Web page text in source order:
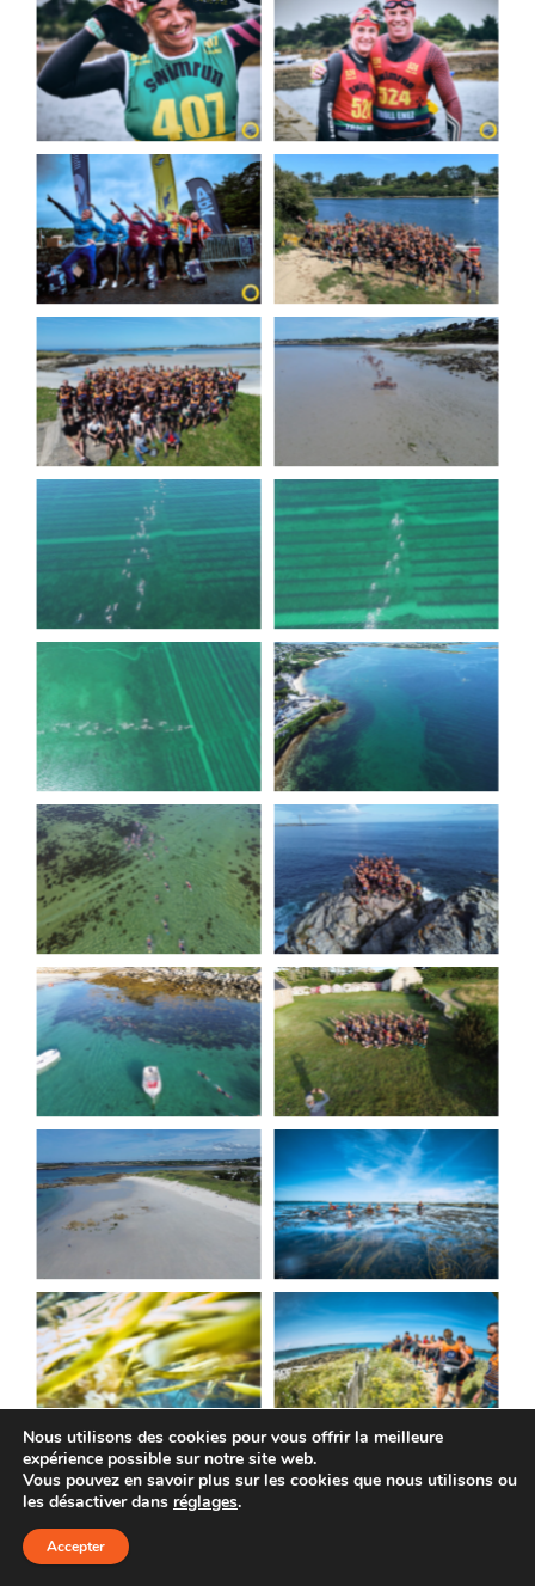
Nous utilisons des cookies pour vous offrir la meilleure
expérience possible sur notre site web.
Vous pouvez en savoir plus sur les cookies que nous utilisons ou
les désactiver dans réglages.
Accepter